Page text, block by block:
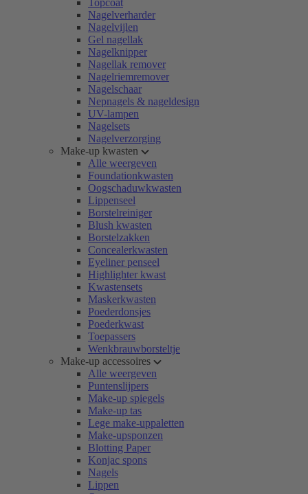
Topcoat
Nagelverharder
Nagelvijlen
Gel nagellak
Nagelknipper
Nagellak remover
Nagelriemremover
Nagelschaar
Nepnagels & nageldesign
UV-lampen
Nagelsets
Nagelverzorging
Make-up kwasten
Alle weergeven
Foundationkwasten
Oogschaduwkwasten
Lippenseel
Borstelreiniger
Blush kwasten
Borstelzakken
Concealerkwasten
Eyeliner penseel
Highlighter kwast
Kwastensets
Maskerkwasten
Poederdonsjes
Poederkwast
Toepassers
Wenkbrauwborsteltje
Make-up accessoires
Alle weergeven
Puntenslijpers
Make-up spiegels
Make-up tas
Lege make-uppaletten
Make-upsponzen
Blotting Paper
Konjac spons
Nagels
Lippen